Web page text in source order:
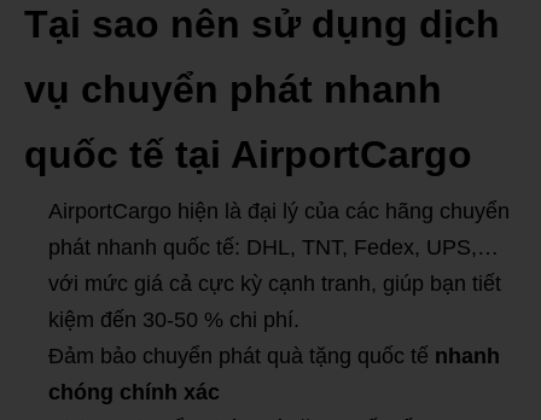
Tại sao nên sử dụng dịch
vụ chuyển phát nhanh
quốc tế tại AirportCargo
AirportCargo hiện là đại lý của các hãng chuyển
phát nhanh quốc tế: DHL, TNT, Fedex, UPS,…
với mức giá cả cực kỳ cạnh tranh, giúp bạn tiết
kiệm đến 30-50 % chi phí.
Đảm bảo chuyển phát quà tặng quốc tế nhanh
chóng chính xác